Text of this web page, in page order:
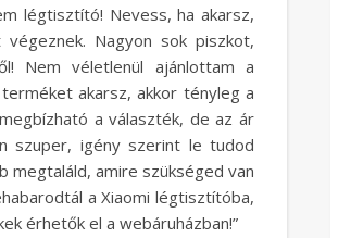
légtisztító! Nevess, ha akarsz,
Nagyon sok piszkot,
Nem véletlenül ajánlottam a
akarsz, akkor tényleg a
a választék, de az ár
szuper, igény szerint le tudod
megtaláld, amire szükséged van
a Xiaomi légtisztítóba,
érhetők el a webáruházban!”